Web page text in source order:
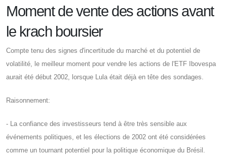
Moment de vente des actions avant
le krach boursier
Compte tenu des signes d'incertitude du marché et du potentiel de
volatilité, le meilleur moment pour vendre les actions de l'ETF Ibovespa
aurait été début 2002, lorsque Lula était déjà en tête des sondages.
Raisonnement:
- La confiance des investisseurs tend à être très sensible aux
événements politiques, et les élections de 2002 ont été considérées
comme un tournant potentiel pour la politique économique du Brésil.